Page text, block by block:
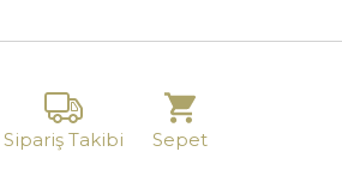
Sipariş Takibi Sepet